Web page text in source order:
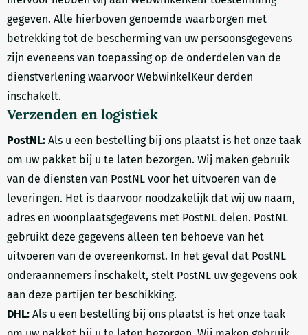
gegeven. Alle hierboven genoemde waarborgen met
betrekking tot de bescherming van uw persoonsgegevens
zijn eveneens van toepassing op de onderdelen van de
dienstverlening waarvoor WebwinkelKeur derden
inschakelt.
Verzenden en logistiek
PostNL: Als u een bestelling bij ons plaatst is het onze taak
om uw pakket bij u te laten bezorgen. Wij maken gebruik
van de diensten van PostNL voor het uitvoeren van de
leveringen. Het is daarvoor noodzakelijk dat wij uw naam,
adres en woonplaatsgegevens met PostNL delen. PostNL
gebruikt deze gegevens alleen ten behoeve van het
uitvoeren van de overeenkomst. In het geval dat PostNL
onderaannemers inschakelt, stelt PostNL uw gegevens ook
aan deze partijen ter beschikking.
DHL: Als u een bestelling bij ons plaatst is het onze taak